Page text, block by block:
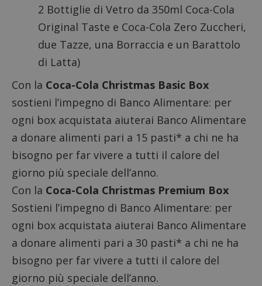
2 Bottiglie di Vetro da 350ml Coca-Cola
Original Taste e Coca-Cola Zero Zuccheri,
due Tazze, una Borraccia e un Barattolo
di Latta)
Con la Coca-Cola Christmas Basic Box
sostieni l’impegno di Banco Alimentare: per
ogni box acquistata aiuterai Banco Alimentare
a donare alimenti pari a 15 pasti* a chi ne ha
bisogno per far vivere a tutti il calore del
giorno più speciale dell’anno.
Con la Coca-Cola Christmas Premium Box
Sostieni l’impegno di Banco Alimentare: per
ogni box acquistata aiuterai Banco Alimentare
a donare alimenti pari a 30 pasti* a chi ne ha
bisogno per far vivere a tutti il calore del
giorno più speciale dell’anno.